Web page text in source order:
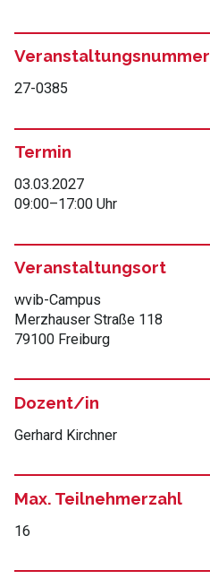
Veranstaltungsnummer
27-0385
Termin
03.03.2027
09:00–17:00 Uhr
Veranstaltungsort
wvib-Campus
Merzhauser Straße 118
79100 Freiburg
Dozent/in
Gerhard Kirchner
Max. Teilnehmerzahl
16